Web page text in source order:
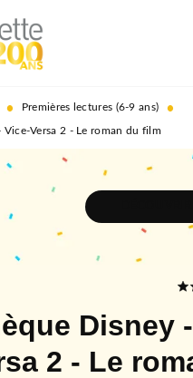
• Premières lectures (6-9 ans) •
Versa 2 - Le roman du film
Disney -
2 - Le